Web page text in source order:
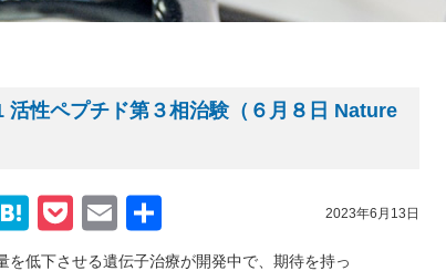
性ペプチド第３相治験（６月８日 Nature
2023年6月13日
Hatena
Pocket
Email
有
低下させる遺伝子治療が開発中で、期待を持っ